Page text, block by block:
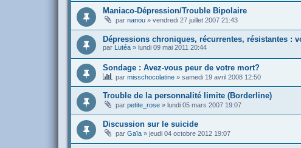
Maniaco-Dépression/Trouble Bipolaire
par nanou » vendredi 27 juillet 2007 21:43
Dépressions chroniques, récurrentes, résistantes :
par Lutéa » lundi 09 mai 2011 20:44
Sondage : Avez-vous peur de votre mort?
par misschocolatine » samedi 19 avril 2008 12:50
Trouble de la personnalité limite (Borderline)
par petite_rose » lundi 05 mars 2007 19:07
Discussion sur le suicide
par Gaïa » jeudi 04 octobre 2012 19:07